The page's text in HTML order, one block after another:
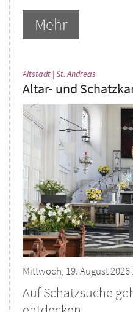
Mehr
Altstadt | St. Andreas
Altar- und
Mittwoch, 19. August 2026
Auf Schatzsuche